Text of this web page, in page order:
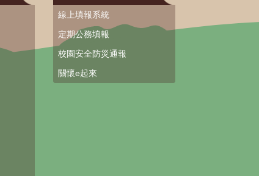
線上填報系統
定期公務填報
校園安全防災通報
關懷e起來